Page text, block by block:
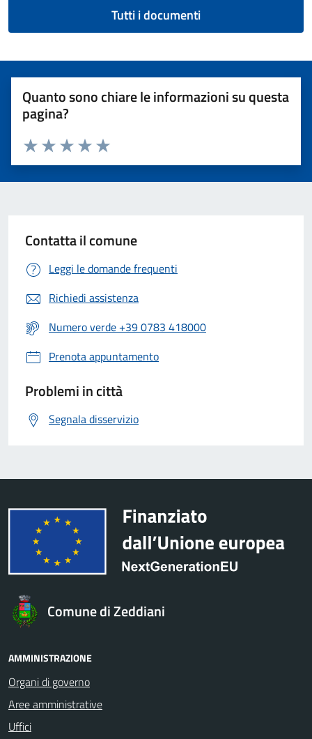
Tutti i documenti
Quanto sono chiare le informazioni su questa
pagina?
Valuta 5 stelle su 5
Valuta 4 stelle su 5
Valuta 3 stelle su 5
Valuta 2 stelle su 5
Valuta 1 stelle su 5
Contatta il comune
Leggi le domande frequenti
Richiedi assistenza
Numero verde +39 0783 418000
Prenota appuntamento
Problemi in città
Segnala disservizio
Comune di Zeddiani
AMMINISTRAZIONE
Organi di governo
Aree amministrative
Uffici